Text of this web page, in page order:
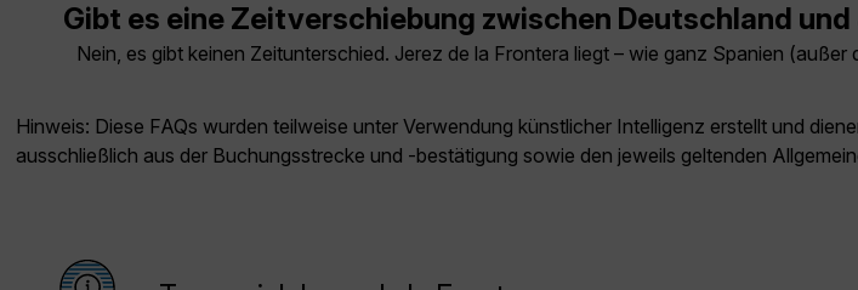
Gibt es eine Zeitverschiebung zwischen Deutschland und
Nein, es gibt keinen Zeitunterschied. Jerez de la Frontera liegt – wie ganz Spanien
Hinweis: Diese FAQs wurden teilweise unter Verwendung künstlicher Intelligenz erstellt und
ausschließlich aus der Buchungsstrecke und -bestätigung sowie den jeweils geltenden